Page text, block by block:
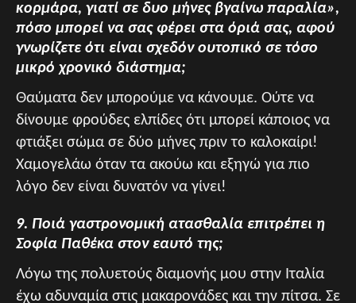
κορμάρα, γιατί σε δυο μήνες βγαίνω παραλία»,
πόσο μπορεί να σας φέρει στα όριά σας, αφού
γνωρίζετε ότι είναι σχεδόν ουτοπικό σε τόσο
μικρό χρονικό διάστημα;
Θαύματα δεν μπορούμε να κάνουμε. Ούτε να
δίνουμε φρούδες ελπίδες ότι μπορεί κάποιος να
φτιάξει σώμα σε δύο μήνες πριν το καλοκαίρι!
Χαμογελάω όταν τα ακούω και εξηγώ για πιο
λόγο δεν είναι δυνατόν να γίνει!
9. Ποιά γαστρονομική ατασθαλία επιτρέπει η
Σοφία Παθέκα στον εαυτό της;
Λόγω της πολυετούς διαμονής μου στην Ιταλία
έχω αδυναμία στις μακαρονάδες και την πίτσα. Σε